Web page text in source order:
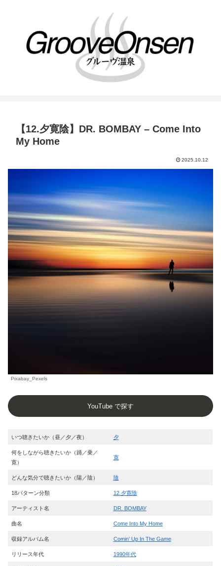
【12.夕寛陰】DR. BOMBAY – Come Into
My Home
2025.10.12
Pixabay_Pexels
YouTube で探す
いつ聴きたいか（昼／夕／夜） 夕
何をしながら聴きたいか（踊／乗／
寛）
寛
どんな気分で聴きたいか（陽／陰） 陰
18パターン分類 12.夕寛陰
アーティスト名 DR. BOMBAY
曲名 Come Into My Home
収録アルバム名 Comin’ Up In The Game
リリース年代 1990年代